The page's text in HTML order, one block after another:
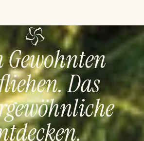
Gewohnten
Das